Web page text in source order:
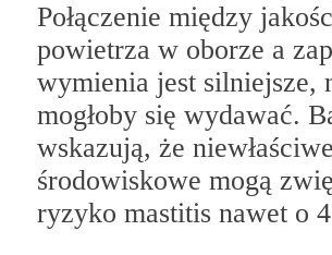
Połączenie między
powietrza w oborze a
wymienia jest silniejsze,
mogłoby się wydawać.
wskazują, że
środowiskowe mogą
ryzyko mastitis nawet o